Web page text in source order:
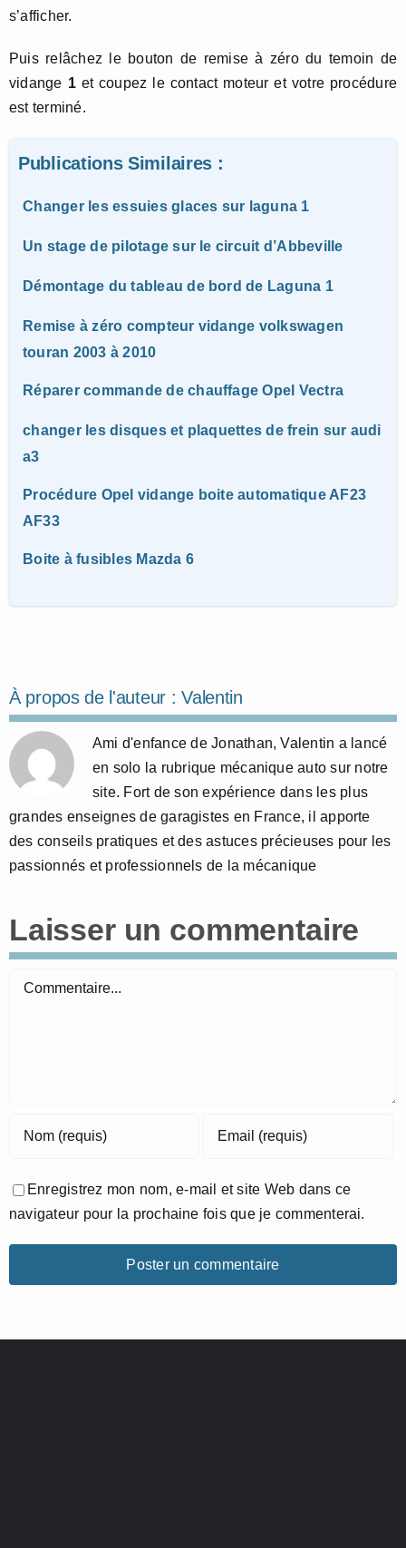
s’afficher.
Puis relâchez le bouton de remise à zéro du temoin de
vidange 1et coupez le contact moteur et votre procédure
est terminé.
Publications Similaires :
Changer les essuies glaces sur laguna 1
Un stage de pilotage sur le circuit d’Abbeville
Démontage du tableau de bord de Laguna 1
Remise à zéro compteur vidange volkswagen
touran 2003 à 2010
Réparer commande de chauffage Opel Vectra
changer les disques et plaquettes de frein sur audi
a3
Procédure Opel vidange boite automatique AF23
AF33
Boite à fusibles Mazda 6
À propos de l'auteur :Valentin
Ami d'enfance de Jonathan, Valentin a lancé
en solo la rubrique mécanique auto sur notre
site. Fort de son expérience dans les plus
grandes enseignes de garagistes en France, il apporte
des conseils pratiques et des astuces précieuses pour les
passionnés et professionnels de la mécanique
Laisser un commentaire
Commentaire
Enregistrez mon nom, e-mail et site Web dans ce
navigateur pour la prochaine fois que je commenterai.